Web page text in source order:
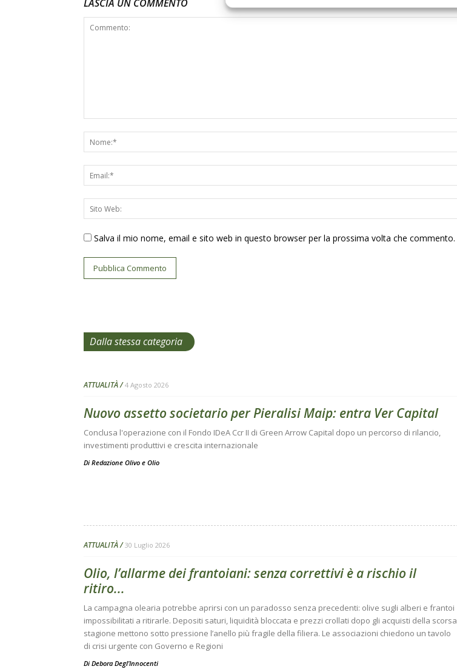
LASCIA UN COMMENTO
Salva il mio nome, email e sito web in questo browser per la prossima volta che commento.
Dalla stessa categoria
ATTUALITÀ 4 Agosto 2026
Nuovo assetto societario per Pieralisi Maip: entra Ver Capital
Conclusa l'operazione con il Fondo IDeA Ccr II di Green Arrow Capital dopo un percorso di rilancio,
investimenti produttivi e crescita internazionale
Di Redazione Olivo e Olio
ATTUALITÀ 30 Luglio 2026
Olio, l’allarme dei frantoiani: senza correttivi è a rischio il
ritiro...
La campagna olearia potrebbe aprirsi con un paradosso senza precedenti: olive sugli alberi e frantoi
impossibilitati a ritirarle. Depositi saturi, liquidità bloccata e prezzi crollati dopo gli acquisti della scorsa
stagione mettono sotto pressione l’anello più fragile della filiera. Le associazioni chiedono un tavolo
di crisi urgente con Governo e Regioni
Di Debora Degl’Innocenti